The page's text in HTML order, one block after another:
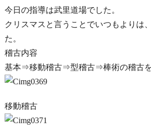
今日の指導は武里道場でした。
クリスマスと言うことでいつもよりは
た。
稽古内容
基本⇒移動稽古⇒型稽古⇒棒術の稽古を
移動稽古